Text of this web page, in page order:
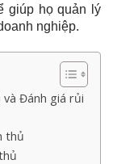
giúp họ quản lý
nghiệp.
Đánh giá rủi
thủ